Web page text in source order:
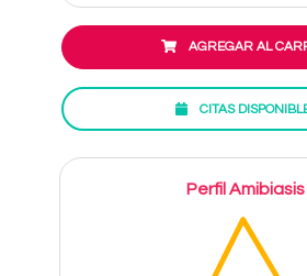
AGREGAR AL
CITAS
Perfil Amibiasis